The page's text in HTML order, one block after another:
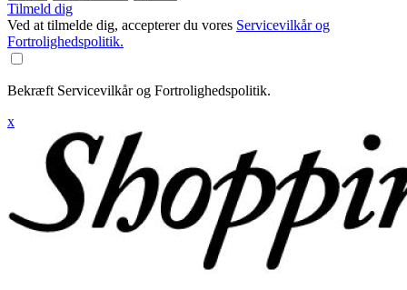
Tilmeld dig
Ved at tilmelde dig, accepterer du vores Servicevilkår og
Fortrolighedspolitik.
Bekræft Servicevilkår og Fortrolighedspolitik.
x